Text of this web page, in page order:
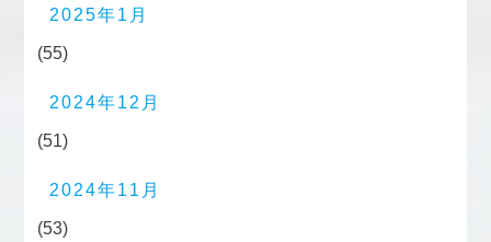
2025年1月
(55)
2024年12月
(51)
2024年11月
(53)